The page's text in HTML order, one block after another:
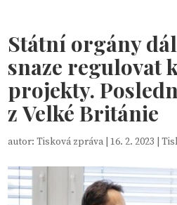
Státní orgány
snaze regulovat
projekty.
z Velké Británie
autor:Tisková zpráva 16. 2. 2023 |